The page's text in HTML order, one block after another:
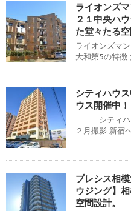
ライオンズ
２１中央ハ
た堂々たる空
ライオンズマ
大和第5の特徴
シティハウ
ウス開催中！
シティハウ
２月撮影 新宿
プレシス相
ウジング】
空間設計。